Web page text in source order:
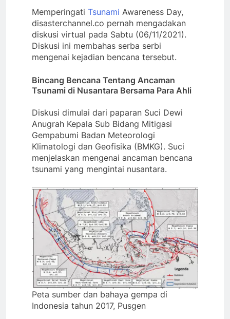
Memperingati Tsunami Awareness Day,
disasterchannel.co pernah mengadakan
diskusi virtual pada Sabtu (06/11/2021).
Diskusi ini membahas serba serbi
mengenai kejadian bencana tersebut.
Bincang Bencana Tentang Ancaman
Tsunami di Nusantara Bersama Para Ahli
Diskusi dimulai dari paparan Suci Dewi
Anugrah Kepala Sub Bidang Mitigasi
Gempabumi Badan Meteorologi
Klimatologi dan Geofisika (BMKG). Suci
menjelaskan mengenai ancaman bencana
tsunami yang mengintai nusantara.
Peta sumber dan bahaya gempa di
Indonesia tahun 2017, Pusgen